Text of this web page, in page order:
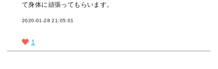
て身体に頑張ってもらいます。
2020-01-28 21:05:01
1